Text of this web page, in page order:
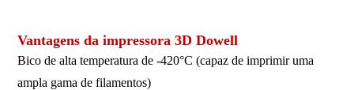
Vantagens da impressora 3D Dowell
Bico de alta temperatura de -420°C (capaz de imprimir uma
ampla gama de filamentos)